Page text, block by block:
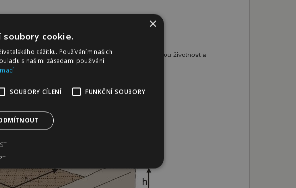
design a snadná údržba pelechu zajistí dlouhou životnost a
×
cookie.
zážitku. Používáním našich
s našimi zásadami používání
SOUBORY CÍLENÍ FUNKČNÍ SOUBORY
cílení Funkční soubory